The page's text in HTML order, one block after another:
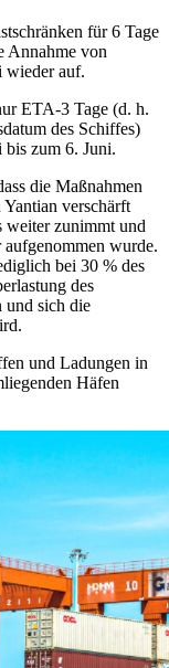
für 6 Tage
Annahme von
wieder auf.
ETA-3 Tage (d. h.
des Schiffes)
zum 6. Juni.
die Maßnahmen
verschärft
weiter zunimmt und
wurde.
bei 30 % des
des
und sich die
und Ladungen in
Häfen